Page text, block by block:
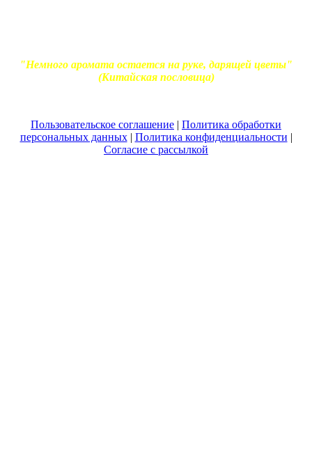
"Немного аромата остается на руке, дарящей цветы"
(Китайская пословица)
Пользовательское соглашение | Политика обработки
персональных данных| Политика конфиденциальности |
Согласие с рассылкой